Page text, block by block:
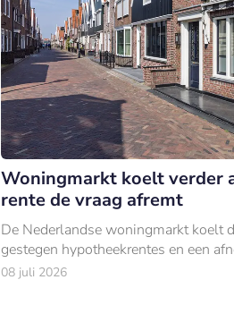
Woningmarkt koelt verder
rente de vraag afremt
De Nederlandse woningmarkt koelt
gestegen hypotheekrentes en een
08 juli 2026